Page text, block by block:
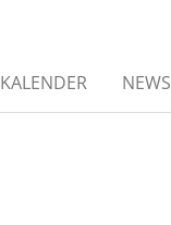
KALENDER NEWS